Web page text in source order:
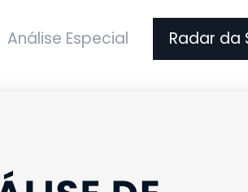
Análise Especial Radar da